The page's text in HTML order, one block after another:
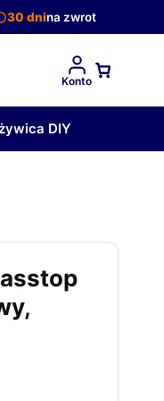
30 dnina zwrot
Konto
DIY